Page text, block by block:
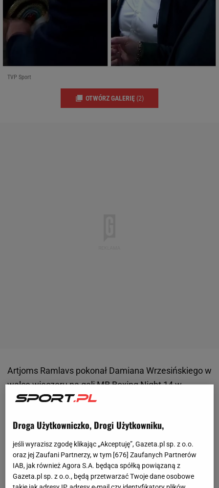
TVP Sport
OTWÓRZ GALERIĘ (2)
Artjoms Ramlavs pokonał Damiana Wrzesińskiego w
walcewieczoru na gali MB Boxing Night 14 w
Świeradowie-Zdroju. Sędziowie jednogłośnie
cieszyć się z pasa IBO Continental wagi
superpiórkowej. Sporo osób nie kryło jednak
zdziwienia tym werdyktem, w tym komentatorzy i
sztab Ramlavsa. Chwilę później doszło do
kuriozalnych, a nawet skandalicznych scen, które
Droga Użytkowniczko, Drogi Użytkowniku,
jeśli wyrazisz zgodę klikając „Akceptuję”, Gazeta.pl sp. z o.o.
oraz jej Zaufani Partnerzy, w tym [676] Zaufanych Partnerów
IAB, jak również Agora S.A. będąca spółką powiązaną z
Gazeta.pl sp. z o.o., będą przetwarzać Twoje dane osobowe